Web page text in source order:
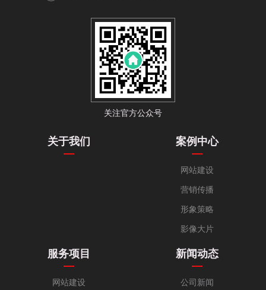
关注官方公众号
关于我们 案例中心
网站建设
营销传播
形象策略
影像大片
服务项目
网站建设
新闻动态
公司新闻